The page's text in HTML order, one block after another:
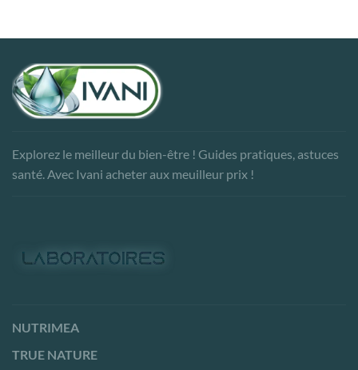
Explorez le meilleur du bien-être ! Guides pratiques, astuces
santé. Avec Ivani acheter aux meuilleur prix !
NUTRIMEA
TRUE NATURE